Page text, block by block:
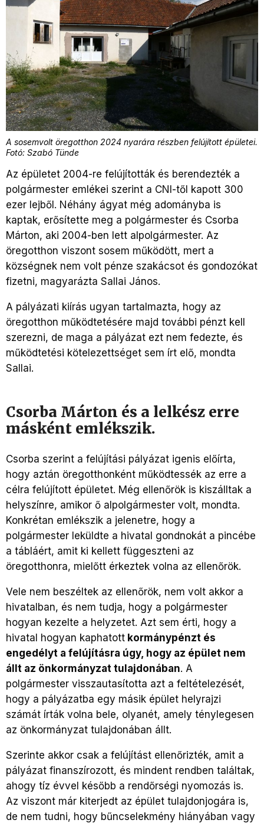
A sosemvolt öregotthon 2024 nyarára részben felújított épületei.
Fotó: Szabó Tünde
Az épületet 2004-re felújították és berendezték a
polgármester emlékei szerint a CNI-től kapott 300
ezer lejből. Néhány ágyat még adományba is
kaptak, erősítette meg a polgármester és Csorba
Márton, aki 2004-ben lett alpolgármester. Az
öregotthon viszont sosem működött, mert a
községnek nem volt pénze szakácsot és gondozókat
fizetni, magyarázta Sallai János.
A pályázati kiírás ugyan tartalmazta, hogy az
öregotthon működtetésére majd további pénzt kell
szerezni, de maga a pályázat ezt nem fedezte, és
működtetési kötelezettséget sem írt elő, mondta
Sallai.
Csorba Márton és a lelkész erre
másként emlékszik.
Csorba szerint a felújítási pályázat igenis előírta,
hogy aztán öregotthonként működtessék az erre a
célra felújított épületet. Még ellenőrök is kiszálltak a
helyszínre, amikor ő alpolgármester volt, mondta.
Konkrétan emlékszik a jelenetre, hogy a
polgármester leküldte a hivatal gondnokát a pincébe
a tábláért, amit ki kellett függeszteni az
öregotthonra, mielőtt érkeztek volna az ellenőrök.
Vele nem beszéltek az ellenőrök, nem volt akkor a
hivatalban, és nem tudja, hogy a polgármester
hogyan kezelte a helyzetet. Azt sem érti, hogy a
hivatal hogyan kaphatott kormánypénzt és
engedélyt a felújításra úgy, hogy az épület nem
állt az önkormányzat tulajdonában. A
polgármester visszautasította azt a feltételezését,
hogy a pályázatba egy másik épület helyrajzi
számát írták volna bele, olyanét, amely ténylegesen
az önkormányzat tulajdonában állt.
Szerinte akkor csak a felújítást ellenőrizték, amit a
pályázat finanszírozott, és mindent rendben találtak,
ahogy tíz évvel később a rendőrségi nyomozás is.
Az viszont már kiterjedt az épület tulajdonjogára is,
de nem tudni, hogy bűncselekmény hiányában vagy